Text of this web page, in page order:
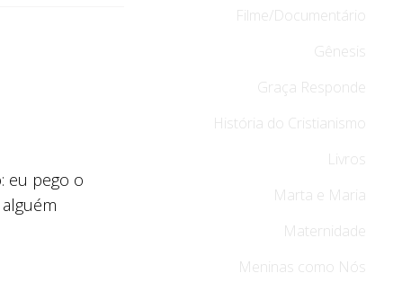
eu pego o
Filme/Documentário
Gênesis
Graça Responde
História do Cristianismo
Livros
Marta e Maria
Maternidade
Meninas como Nós